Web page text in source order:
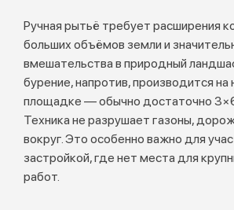
Ручная рытьё требует расширения
больших объёмов земли и
вмешательства в природный
бурение, напротив, производится на
площадке — обычно достаточно
Техника не разрушает газоны,
вокруг. Это особенно важно для
застройкой, где нет места для
работ.